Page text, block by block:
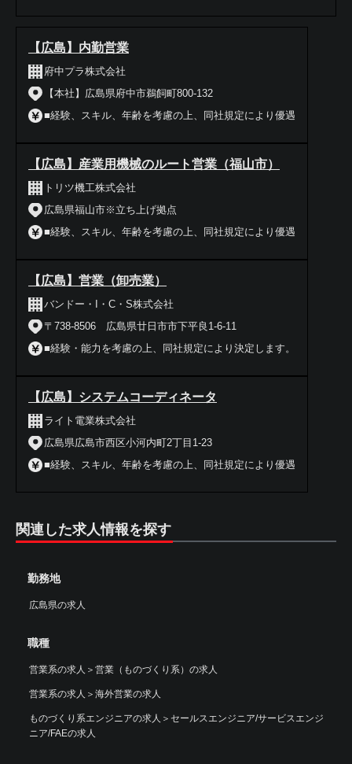
【広島】内勤営業
府中プラ株式会社
【本社】広島県府中市鵜飼町800-132
■経験、スキル、年齢を考慮の上、同社規定により優遇
【広島】産業用機械のルート営業（福山市）
トリツ機工株式会社
広島県福山市※立ち上げ拠点
■経験、スキル、年齢を考慮の上、同社規定により優遇
【広島】営業（卸売業）
バンドー・I・C・S株式会社
〒738-8506 広島県廿日市市下平良1-6-11
■経験・能力を考慮の上、同社規定により決定します。
【広島】システムコーディネータ
ライト電業株式会社
広島県広島市西区小河内町2丁目1-23
■経験、スキル、年齢を考慮の上、同社規定により優遇
関連した求人情報を探す
勤務地
広島県の求人
職種
営業系の求人 ＞ 営業（ものづくり系）の求人
営業系の求人 ＞ 海外営業の求人
ものづくり系エンジニアの求人 ＞ セールスエンジニア/サービスエンジ
ニア/FAEの求人